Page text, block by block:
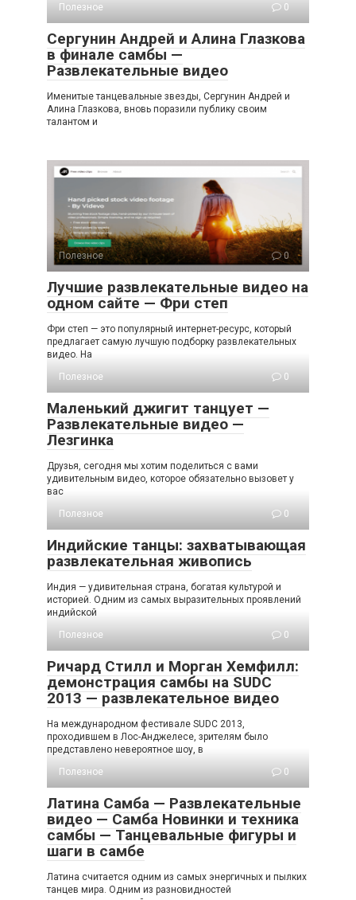
Полезное
0
Сергунин Андрей и Алина Глазкова
в финале самбы —
Развлекательные видео
Именитые танцевальные звезды, Сергунин Андрей и
Алина Глазкова, вновь поразили публику своим
талантом и
Полезное 0
Лучшие развлекательные видео на
одном сайте — Фри степ
Фри степ — это популярный интернет-ресурс, который
предлагает самую лучшую подборку развлекательных
видео. На
Полезное
0
Маленький джигит танцует —
Развлекательные видео —
Лезгинка
Друзья, сегодня мы хотим поделиться с вами
удивительным видео, которое обязательно вызовет у
вас
Полезное
0
Индийские танцы: захватывающая
развлекательная живопись
Индия — удивительная страна, богатая культурой и
историей. Одним из самых выразительных проявлений
индийской
Полезное
0
Ричард Стилл и Морган Хемфилл:
демонстрация самбы на SUDC
2013 — развлекательное видео
На международном фестивале SUDC 2013,
проходившем в Лос-Анджелесе, зрителям было
представлено невероятное шоу, в
Полезное
0
Латина Самба — Развлекательные
видео — Самба Новинки и техника
самбы — Танцевальные фигуры и
шаги в самбе
Латина считается одним из самых энергичных и пылких
танцев мира. Одним из разновидностей